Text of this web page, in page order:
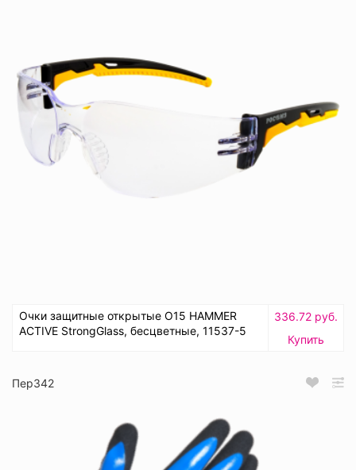
Очки защитные открытые О15 HAMMER
ACTIVE StrongGlass, бесцветные, 11537-5
336.72 руб.
Купить
Пер342